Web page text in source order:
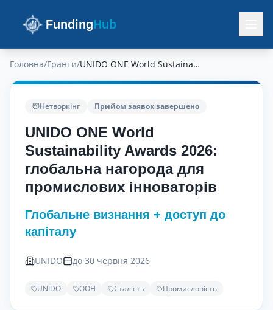
FundingHub
Головна/Гранти/ UNIDO ONE World Sustainability Awards 2026: глобальна нагорода для промислових інноваторів
Нетворкінг Прийом заявок завершено
UNIDO ONE World
Sustainability Awards 2026:
глобальна нагорода для
промислових інноваторів
Глобальне визнання + доступ до
капіталу
UNIDO до 30 червня 2026
UNIDO ООН Сталість Промисловість